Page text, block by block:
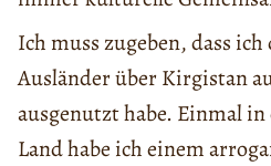
Ich muss zugeben, dass
Ausländer über Kirgistan
ausgenutzt habe. Einmal
Land habe ich einem